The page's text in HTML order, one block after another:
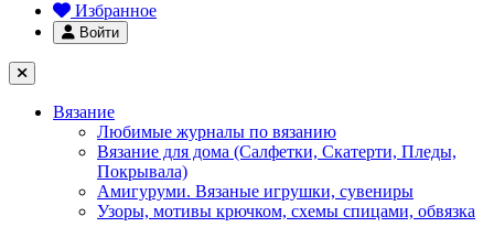
Избранное
Войти
Вязание
Любимые журналы по вязанию
Вязание для дома (Салфетки, Скатерти, Пледы,
Покрывала)
Амигуруми. Вязаные игрушки, сувениры
Узоры, мотивы крючком, схемы спицами, обвязка